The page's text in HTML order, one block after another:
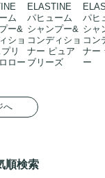
ム
ー&
ショ
リ
ロー
ELASTINE
パヒューム
シャンプー&
コンディショ
ナー ピュア
ブリーズ
パヒ
シャ
コン
ナー
ー
へ
順検索